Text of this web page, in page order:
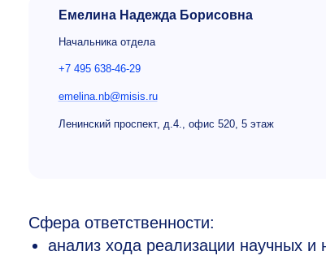
Емелина Надежда Борисовна
Начальника отдела
+7 495 638-46-29
emelina.nb@misis.ru
Ленинский проспект, д.4., офис 520, 5 этаж
Сфера ответственности:
анализ хода реализации научных и